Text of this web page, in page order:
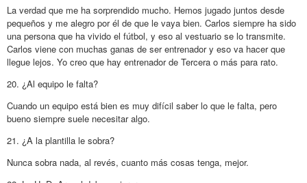
La verdad que me ha sorprendido mucho. Hemos jugado juntos desde
pequeños y me alegro por él de que le vaya bien. Carlos siempre ha sido
una persona que ha vivido el fútbol, y eso al vestuario se lo transmite.
Carlos viene con muchas ganas de ser entrenador y eso va hacer que
llegue lejos. Yo creo que hay entrenador de Tercera o más para rato.
20. ¿Al equipo le falta?
Cuando un equipo está bien es muy difícil saber lo que le falta, pero
bueno siempre suele necesitar algo.
21. ¿A la plantilla le sobra?
Nunca sobra nada, al revés, cuanto más cosas tenga, mejor.